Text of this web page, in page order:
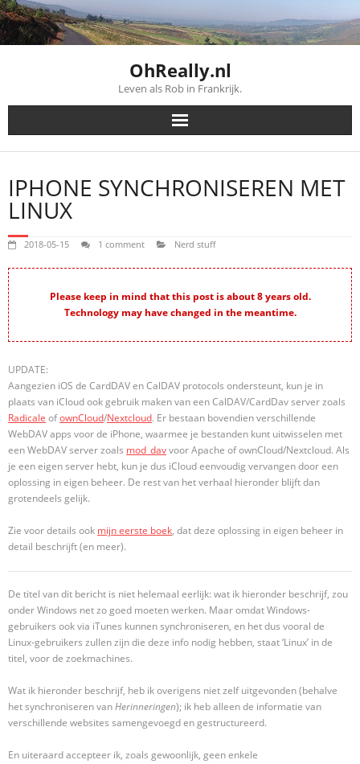
Skip
to
content
OhReally.nl
Leven als Rob in Frankrijk.
IPHONE SYNCHRONISEREN MET
LINUX
2018-05-15 1 comment Nerd stuff
Please keep in mind that this post is about 8 years old.
Technology may have changed in the meantime.
UPDATE:
Aangezien iOS de CardDAV en CalDAV protocols ondersteunt, kun je in
plaats van iCloud ook gebruik maken van een CalDAV/CardDav server zoals
Radicale ofownCloud/Nextcloud. Er bestaan bovendien verschillende
WebDAV apps voor de iPhone, waarmee je bestanden kunt uitwisselen met
een WebDAV server zoals mod_davvoor Apache of ownCloud/Nextcloud. Als
je een eigen server hebt, kun je dus iCloud eenvoudig vervangen door een
oplossing in eigen beheer. De rest van het verhaal hieronder blijft dan
grotendeels gelijk.
Zie voor details ook mijn eerste boek, dat deze oplossing in eigen beheer in
detail beschrijft (en meer).
De titel van dit bericht is niet helemaal eerlijk: wat ik hieronder beschrijf, zou
onder Windows net zo goed moeten werken. Maar omdat Windows-
gebruikers ook via iTunes kunnen synchroniseren, en het dus vooral de
Linux-gebruikers zullen zijn die deze info nodig hebben, staat ‘Linux’ in de
titel, voor de zoekmachines.
Wat ik hieronder beschrijf, heb ik overigens niet zelf uitgevonden (behalve
het synchroniseren vanHerinneringen); ik heb alleen de informatie van
verschillende websites samengevoegd en gestructureerd.
En uiteraard accepteer ik, zoals gewoonlijk, geen enkele